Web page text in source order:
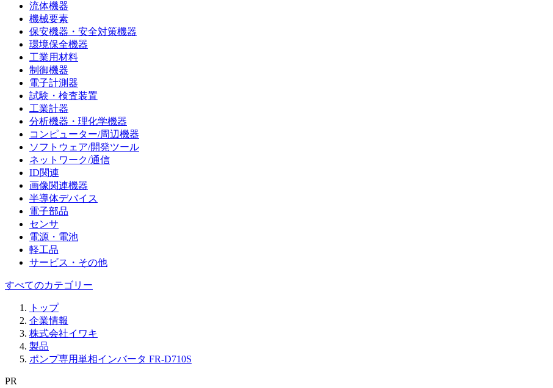
流体機器
機械要素
保安機器・安全対策機器
環境保全機器
工業用材料
制御機器
電子計測器
試験・検査装置
工業計器
分析機器・理化学機器
コンピューター/周辺機器
ソフトウェア/開発ツール
ネットワーク/通信
ID関連
画像関連機器
半導体デバイス
電子部品
センサ
電源・電池
軽工品
サービス・その他
すべてのカテゴリー
トップ
企業情報
株式会社イワキ
製品
ポンプ専用単相インバータ FR-D710S
PR